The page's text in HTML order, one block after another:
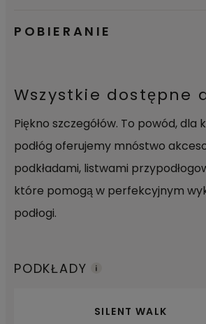
POBIERANIE
Wszystkie dostępne
Piękno szczegółów. To powód,
podłóg oferujemy mnóstwo
podkładami, listwami
które pomogą w perfekcyjnym
podłogi.
PODKŁADY
SILENT WALK